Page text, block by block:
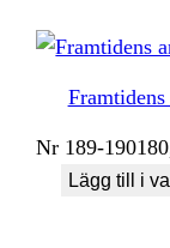
Framtidens
Nr 189-190
Lägg till i